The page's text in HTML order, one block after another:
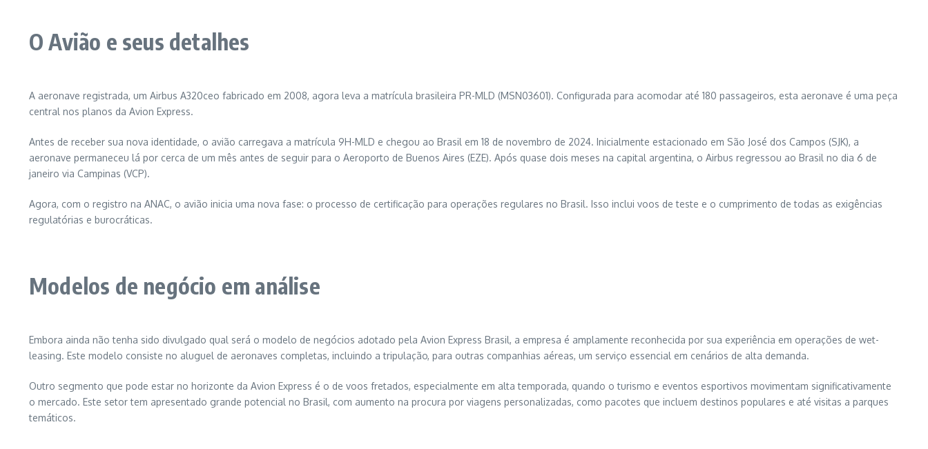
O Avião e seus detalhes
A aeronave registrada, um Airbus A320ceo fabricado em 2008, agora leva a matrícula brasileira PR-MLD (MSN03601). Configurada para acomodar até 180 passageiros, esta aeronave é uma peça
central nos planos da Avion Express.
Antes de receber sua nova identidade, o avião carregava a matrícula 9H-MLD e chegou ao Brasil em 18 de novembro de 2024. Inicialmente estacionado em São José dos Campos (SJK), a
aeronave permaneceu lá por cerca de um mês antes de seguir para o Aeroporto de Buenos Aires (EZE). Após quase dois meses na capital argentina, o Airbus regressou ao Brasil no dia 6 de
janeiro via Campinas (VCP).
Agora, com o registro na ANAC, o avião inicia uma nova fase: o processo de certificação para operações regulares no Brasil. Isso inclui voos de teste e o cumprimento de todas as exigências
regulatórias e burocráticas.
Modelos de negócio em análise
Embora ainda não tenha sido divulgado qual será o modelo de negócios adotado pela Avion Express Brasil, a empresa é amplamente reconhecida por sua experiência em operações de wet-
leasing. Este modelo consiste no aluguel de aeronaves completas, incluindo a tripulação, para outras companhias aéreas, um serviço essencial em cenários de alta demanda.
Outro segmento que pode estar no horizonte da Avion Express é o de voos fretados, especialmente em alta temporada, quando o turismo e eventos esportivos movimentam significativamente
o mercado. Este setor tem apresentado grande potencial no Brasil, com aumento na procura por viagens personalizadas, como pacotes que incluem destinos populares e até visitas a parques
temáticos.